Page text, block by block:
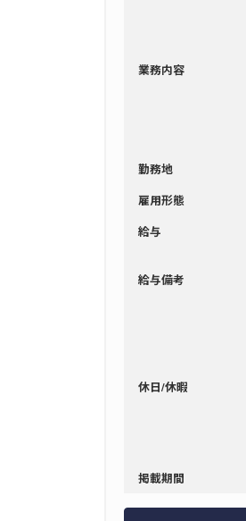
業務内容
勤務地
雇用形態
給与
給与備考
休日/休暇
掲載期間